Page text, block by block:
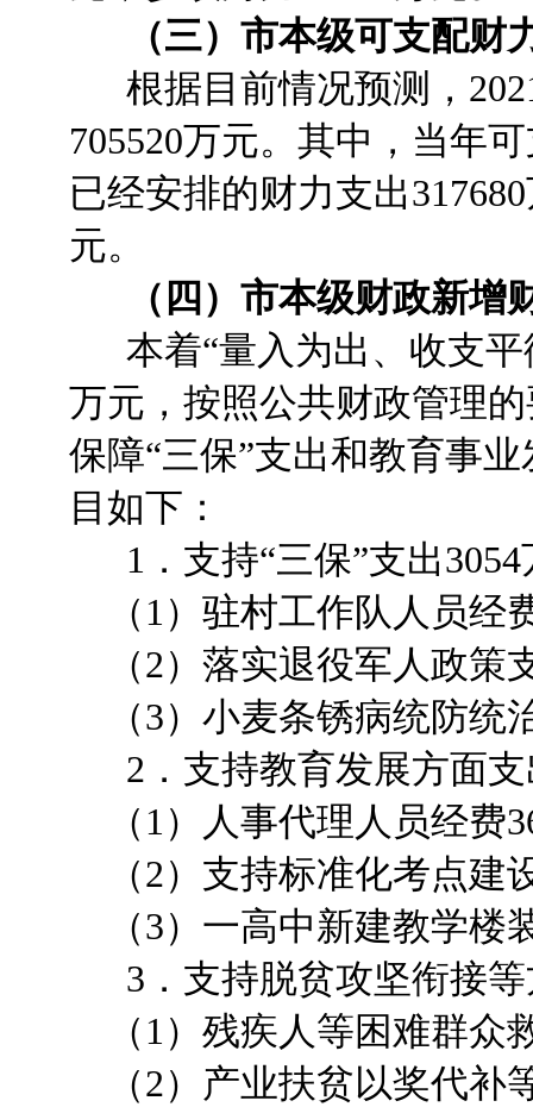
（三）市本级可支配财
根据目前情况预测，
705520万元。其中，当年
已经安排的财力支出
元。
（四）市本级财政新增
本着“量入为出、收支平
万元，按照公共财政管理
保障“三保”支出和教育事
目如下：
1．支持“三保”支出3054
（1）驻村工作队人员经
（2）落实退役军人政策
（3）小麦条锈病统防统
2．支持教育发展方面支
（1）人事代理人员经费
（2）支持标准化考点建
（3）一高中新建教学楼
3．支持脱贫攻坚衔接等
（1）残疾人等困难群众
（2）产业扶贫以奖代补